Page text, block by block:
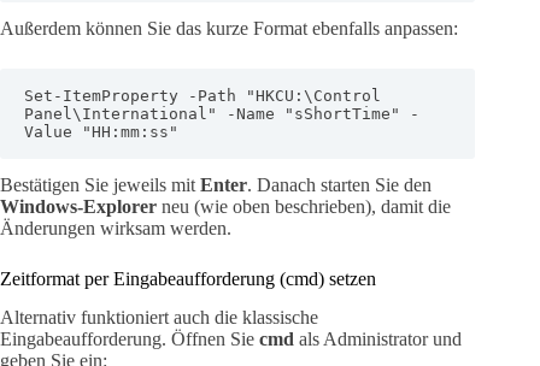
Außerdem können Sie das kurze Format ebenfalls anpassen:
Set-ItemProperty -Path "HKCU:\Control
Panel\International" -Name "sShortTime" -
Value "HH:mm:ss"
Bestätigen Sie jeweils mit Enter. Danach starten Sie den
Windows-Explorer neu (wie oben beschrieben), damit die
Änderungen wirksam werden.
Zeitformat per Eingabeaufforderung (cmd) setzen
Alternativ funktioniert auch die klassische
Eingabeaufforderung. Öffnen Sie cmd als Administrator und
geben Sie ein: